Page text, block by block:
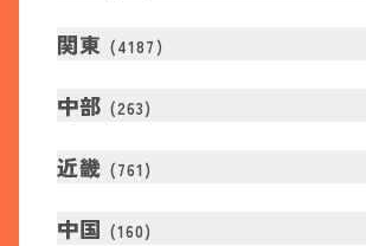
関東 (4187 )
中部 (263)
近畿 (761 )
中国 (160)